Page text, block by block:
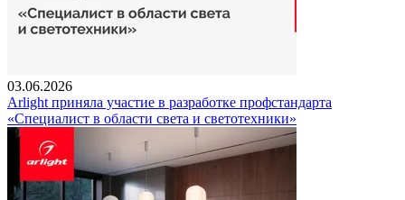
03.06.2026
Arlight приняла участие в разработке профстандарта
«Специалист в области света и светотехники»